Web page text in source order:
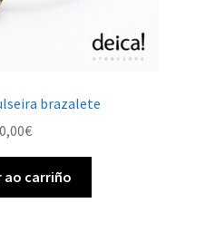
brazalete
€
ao carriño